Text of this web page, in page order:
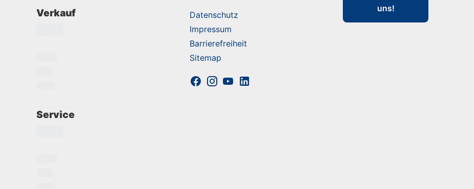
Verkauf
Service
Datenschutz
Impressum
Barrierefreiheit
Sitemap
uns!